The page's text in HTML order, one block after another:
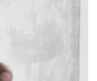
При этом, ему
что не
ощущения, но и
высокую
в течение